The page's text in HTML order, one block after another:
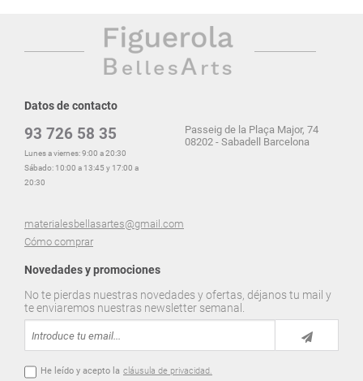
Datos de contacto
93 726 58 35
Lunes a viernes: 9:00 a 20:30
Sábado: 10:00 a 13:45 y 17:00 a
20:30
materialesbellasartes@gmail.com
Cómo comprar
Passeig de la Plaça Major, 74
08202 - Sabadell Barcelona
Novedades y promociones
No te pierdas nuestras novedades y ofertas, déjanos tu mail y
te enviaremos nuestras newsletter semanal.
He leído y acepto la cláusula de privacidad.